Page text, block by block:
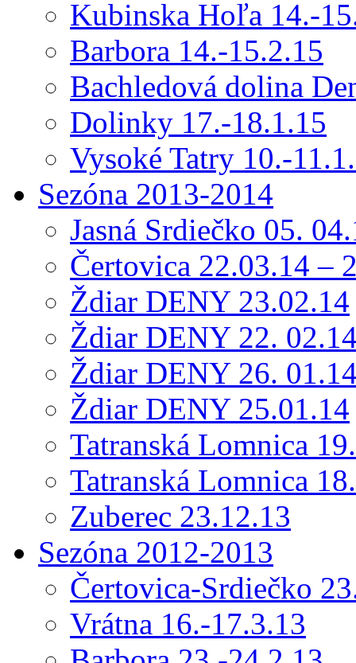
Kubinska Hoľa 14.-
Barbora 14.-15.2.15
Bachledová dolina
Dolinky 17.-18.1.15
Vysoké Tatry 10.-
Sezóna 2013-2014
Jasná Srdiečko 05.
Čertovica 22.03.14 –
Ždiar DENY 23.02.14
Ždiar DENY 22.
Ždiar DENY 26.
Ždiar DENY 25.01.14
Tatranská Lomnica
Tatranská Lomnica
Zuberec 23.12.13
Sezóna 2012-2013
Čertovica-Srdiečko
Vrátna 16.-17.3.13